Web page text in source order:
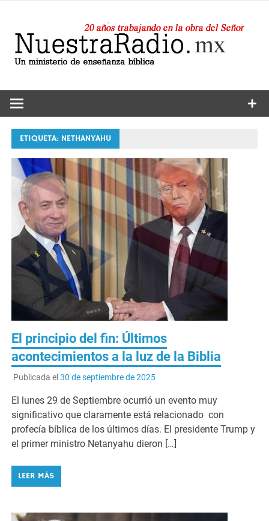
contenido
Nuestra
Radio
ETIQUETA: NETHANYAHU
El principio del fin: Últimos
acontecimientos a la luz de la Biblia
Publicada el 30 de septiembre de 2025
El lunes 29 de Septiembre ocurrió un evento muy
significativo que claramente está relacionado con
profecía bíblica de los últimos días. El presidente Trump y
el primer ministro Netanyahu dieron […]
LEER MÁS